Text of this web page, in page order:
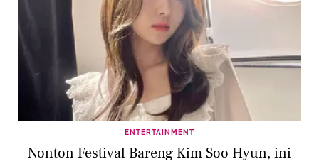
ENTERTAINMENT
Nonton Festival Bareng Kim Soo Hyun, ini